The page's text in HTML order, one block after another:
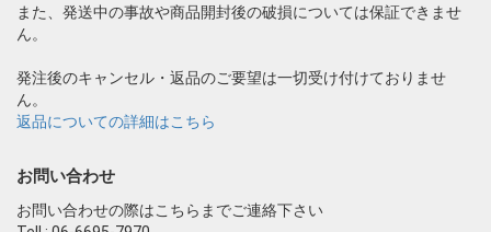
また、発送中の事故や商品開封後の破損については保証できませ
ん。
発注後のキャンセル・返品のご要望は一切受け付けておりませ
ん。
返品についての詳細はこちら
お問い合わせ
お問い合わせの際はこちらまでご連絡下さい